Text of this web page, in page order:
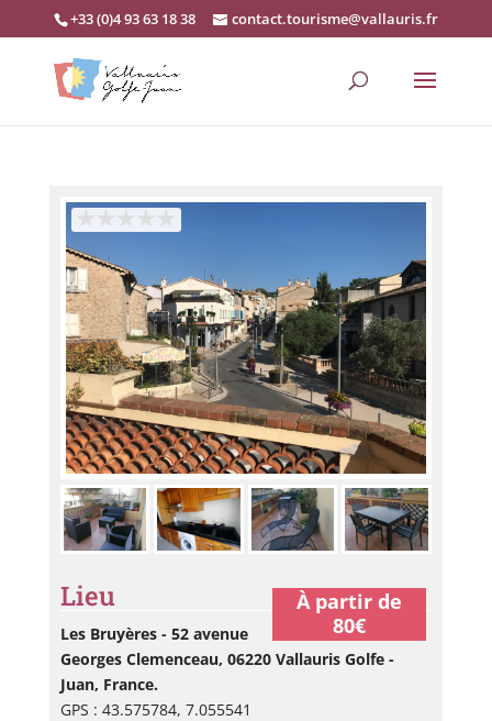
+33 (0)4 93 63 18 38 contact.tourisme@vallauris.fr
À partir de
80€
Lieu
Les Bruyères - 52 avenue
Georges Clemenceau, 06220 Vallauris Golfe -
Juan, France.
GPS : 43.575784, 7.055541